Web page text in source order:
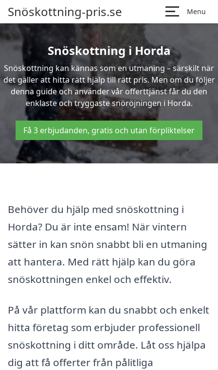
Snöskottning-pris.se Menu
Snöskottning i Horda
Snöskottning kan kännas som en utmaning – särskilt när
det gäller att hitta rätt hjälp till rätt pris. Men om du följer
denna guide och använder vår offerttjänst får du den
enklaste och tryggaste snöröjningen i Horda.
Få 3 erbjudanden, gratis och utan förpliktelser
Behöver du hjälp med snöskottning i
Horda? Du är inte ensam! När vintern
sätter in kan snön snabbt bli en utmaning
att hantera. Med rätt hjälp kan du göra
snöskottningen enkel och effektiv.
På vår plattform kan du snabbt och enkelt
hitta företag som erbjuder professionell
snöskottning i ditt område. Låt oss hjälpa
dig att få offerter från pålitliga